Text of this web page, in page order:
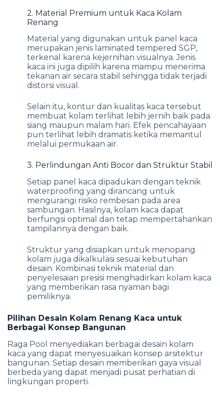
2. Material Premium untuk Kaca Kolam
Renang
Material yang digunakan untuk panel kaca
merupakan jenis laminated tempered SGP,
terkenal karena kejernihan visualnya. Jenis
kaca ini juga dipilih karena mampu menerima
tekanan air secara stabil sehingga tidak terjadi
distorsi visual.
Selain itu, kontur dan kualitas kaca tersebut
membuat kolam terlihat lebih jernih baik pada
siang maupun malam hari. Efek pencahayaan
pun terlihat lebih dramatis ketika memantul
melalui permukaan air.
3. Perlindungan Anti Bocor dan Struktur Stabil
Setiap panel kaca dipadukan dengan teknik
waterproofing yang dirancang untuk
mengurangi risiko rembesan pada area
sambungan. Hasilnya, kolam kaca dapat
berfungsi optimal dan tetap mempertahankan
tampilannya dengan baik.
Struktur yang disiapkan untuk menopang
kolam juga dikalkulasi sesuai kebutuhan
desain. Kombinasi teknik material dan
penyelesaian presisi menghadirkan kolam kaca
yang memberikan rasa nyaman bagi
pemiliknya.
Pilihan Desain Kolam Renang Kaca untuk
Berbagai Konsep Bangunan
Raga Pool menyediakan berbagai desain kolam
kaca yang dapat menyesuaikan konsep arsitektur
bangunan. Setiap desain memberikan gaya visual
berbeda yang dapat menjadi pusat perhatian di
lingkungan properti.